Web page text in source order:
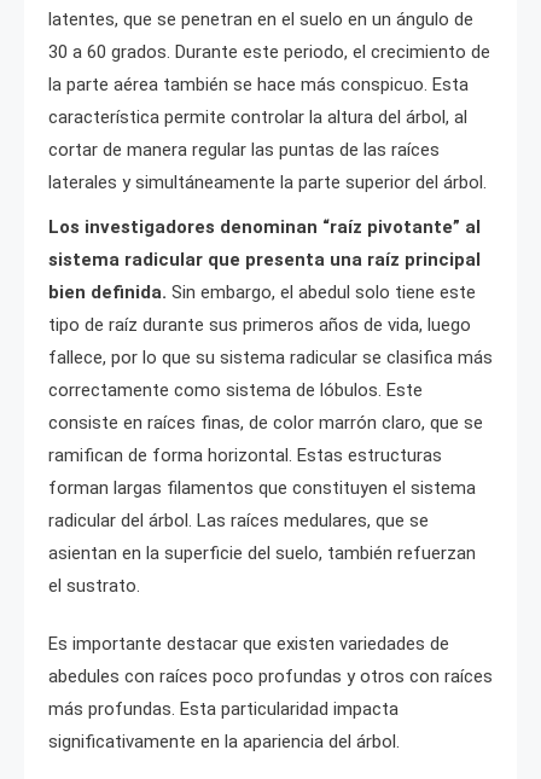
latentes, que se penetran en el suelo en un ángulo de
30 a 60 grados. Durante este periodo, el crecimiento de
la parte aérea también se hace más conspicuo. Esta
característica permite controlar la altura del árbol, al
cortar de manera regular las puntas de las raíces
laterales y simultáneamente la parte superior del árbol.
Los investigadores denominan “raíz pivotante” al
sistema radicular que presenta una raíz principal
bien definida. Sin embargo, el abedul solo tiene este
tipo de raíz durante sus primeros años de vida, luego
fallece, por lo que su sistema radicular se clasifica más
correctamente como sistema de lóbulos. Este
consiste en raíces finas, de color marrón claro, que se
ramifican de forma horizontal. Estas estructuras
forman largas filamentos que constituyen el sistema
radicular del árbol. Las raíces medulares, que se
asientan en la superficie del suelo, también refuerzan
el sustrato.
Es importante destacar que existen variedades de
abedules con raíces poco profundas y otros con raíces
más profundas. Esta particularidad impacta
significativamente en la apariencia del árbol.